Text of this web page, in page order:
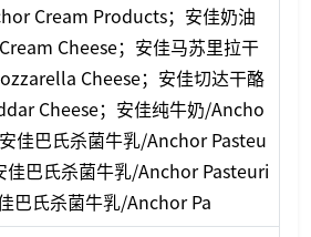
Cream Products；安佳奶油
Cheese；安佳马苏里拉干
Cheese；安佳切达干酪
Cheese；安佳纯牛奶/Ancho
佳巴氏杀菌牛乳/Anchor Pasteu
巴氏杀菌牛乳/Anchor Pasteuri
巴氏杀菌牛乳/Anchor Pa